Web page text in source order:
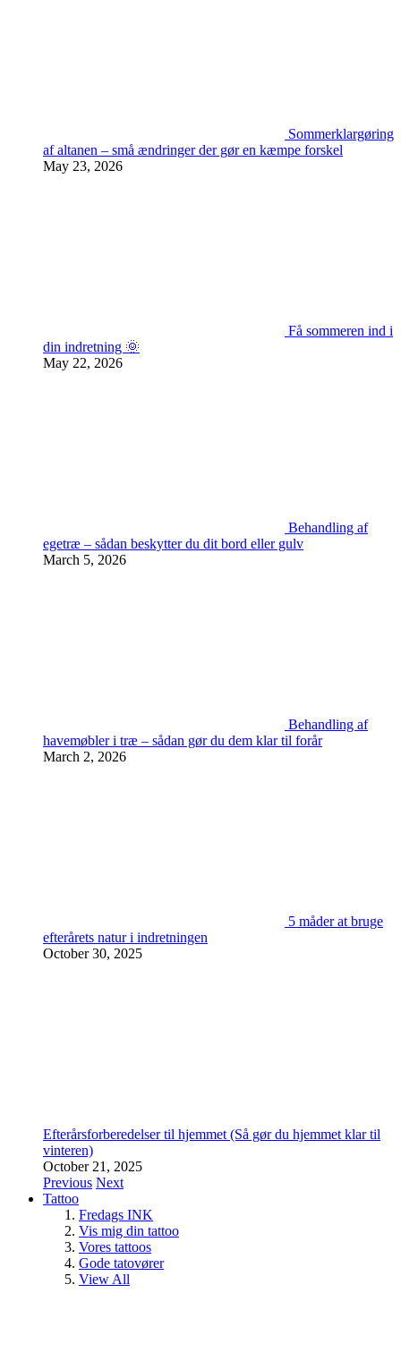
Sommerklargøring
af altanen – små ændringer der gør en kæmpe forskel
May 23, 2026
Få sommeren ind i
din indretning 🌞
May 22, 2026
Behandling af
egetræ – sådan beskytter du dit bord eller gulv
March 5, 2026
Behandling af
havemøbler i træ – sådan gør du dem klar til forår
March 2, 2026
5 måder at bruge
efterårets natur i indretningen
October 30, 2025
Efterårsforberedelser til hjemmet (Så gør du hjemmet klar til
vinteren)
October 21, 2025
Previous Next
Tattoo
Fredags INK
Vis mig din tattoo
Vores tattoos
Gode tatovører
View All